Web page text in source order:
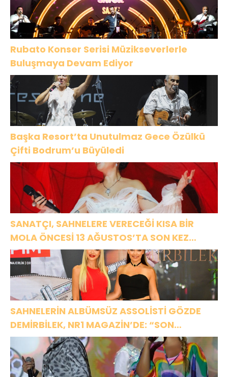
Rubato Konser Serisi Müzikseverlerle
Buluşmaya Devam Ediyor
Başka Resort’ta Unutulmaz Gece Özülkü
Çifti Bodrum’u Büyüledi
SANATÇI, SAHNELERE VERECEĞİ KISA BİR
MOLA ÖNCESİ 13 AĞUSTOS’TA SON KEZ
HARBİYE’DE OLACAK!
SAHNELERİN ALBÜMSÜZ ASSOLİSTİ GÖZDE
DEMİRBİLEK, NR1 MAGAZİN’DE: “SON
ASSOLİST OLARAK VAR OLACAĞIM!”